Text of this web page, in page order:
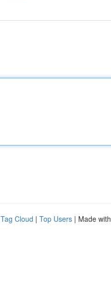
Tag Cloud | Top Users | Made with